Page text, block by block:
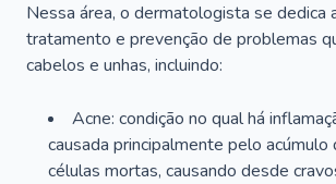
Nessa área, o dermatologista se dedica
tratamento e prevenção de problemas
cabelos e unhas, incluindo:
Acne: condição no qual há
causada principalmente pelo acúmulo
células mortas, causando desde